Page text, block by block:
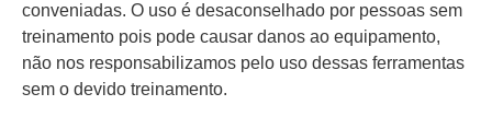
conveniadas. O uso é desaconselhado por pessoas sem
treinamento pois pode causar danos ao equipamento,
não nos responsabilizamos pelo uso dessas ferramentas
sem o devido treinamento.